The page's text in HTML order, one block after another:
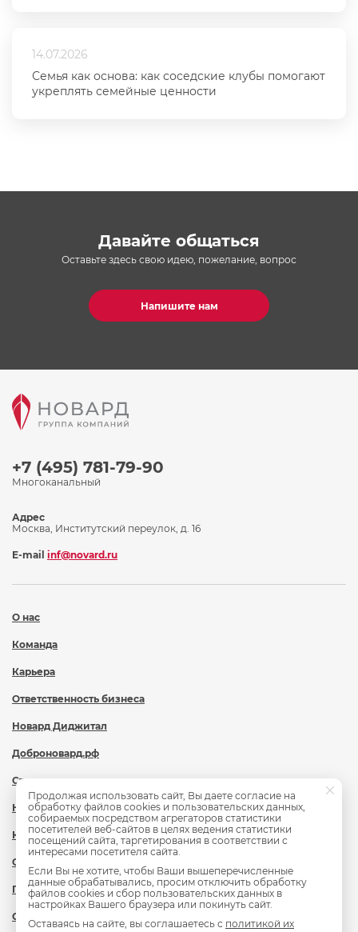
14.07.2026
Семья как основа: как соседские клубы помогают
укреплять семейные ценности
Давайте общаться
Оставьте здесь свою идею, пожелание, вопрос
Напишите нам
+7 (495) 781-79-90
Многоканальный
О нас
Команда
Карьера
Ответственность бизнеса
Новард Диджитал
Доброновард.рф
Статьи
Новости
Контакты
Охрана труда
Политика обработки персональных данных
Сведения об образовательной организации
Адрес
Москва, Институтский переулок, д. 16
E-mail inf@novard.ru
Продолжая использовать сайт, Вы даете согласие на
обработку файлов cookies и пользовательских данных,
собираемых посредством агрегаторов статистики
посетителей веб-сайтов в целях ведения статистики
посещений сайта, таргетирования в соответствии с
интересами посетителя сайта.
Если Вы не хотите, чтобы Ваши вышеперечисленные
данные обрабатывались, просим отключить обработку
файлов cookies и сбор пользовательских данных в
настройках Вашего браузера или покинуть сайт.
Оставаясь на сайте, вы соглашаетесь с политикой их